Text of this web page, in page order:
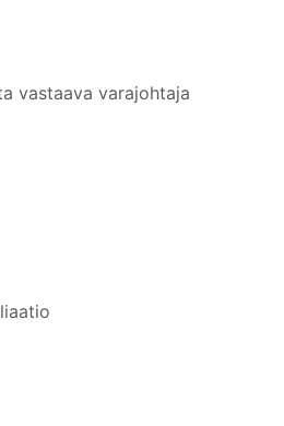
vastaava varajohtaja